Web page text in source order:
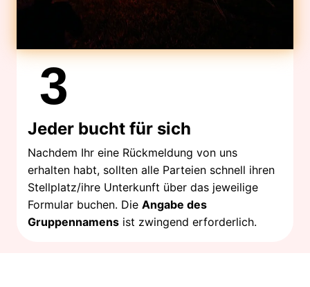
3
Jeder bucht für sich
Nachdem Ihr eine Rückmeldung von uns
erhalten habt, sollten alle Parteien schnell ihren
Stellplatz/ihre Unterkunft über das jeweilige
Formular buchen. Die Angabe des
Gruppennamens ist zwingend erforderlich.